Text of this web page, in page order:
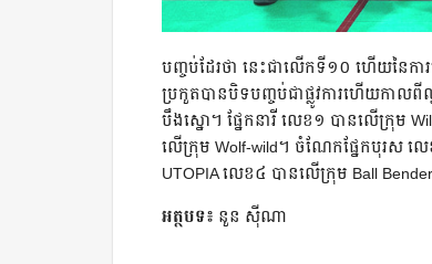
បញ្ចប់​ដែរ​ថា​ នេះ​ជា​លើក​ទី១០​ ហើយ​នៃ​ការ​
ប្រកួត​បាន​បិទ​បញ្ចប់​ជា​ផ្លូវ​ការ​ហើយ​កាល​ពី​
បឹងស្នោ។ ផ្នែក​នារី​ លេខ១​ បាន​លើ​ក្រុម​
លើក្រុម​ Wolf-wild។​ ចំណែក​ផ្នែក​បុរស​ ល
UTOPIA លេខ៤​ បាន​លើក្រុម​ Ball
អត្ថបទ៖ នួន ស៊ីណា​